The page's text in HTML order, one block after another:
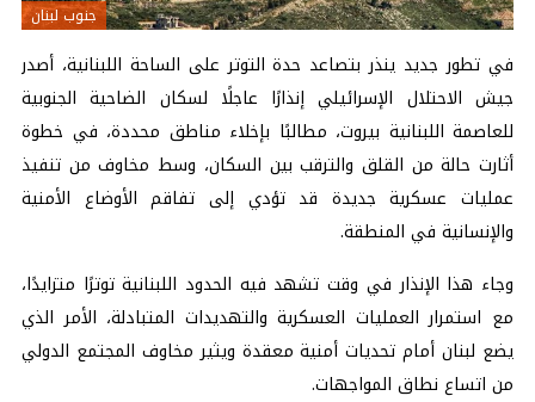
جنوب لبنان
في تطور جديد ينذر بتصاعد حدة التوتر على الساحة اللبنانية، أصدر
جيش الاحتلال الإسرائيلي إنذارًا عاجلًا لسكان الضاحية الجنوبية
للعاصمة اللبنانية بيروت، مطالبًا بإخلاء مناطق محددة، في خطوة
أثارت حالة من القلق والترقب بين السكان، وسط مخاوف من تنفيذ
عمليات عسكرية جديدة قد تؤدي إلى تفاقم الأوضاع الأمنية
والإنسانية في المنطقة.
وجاء هذا الإنذار في وقت تشهد فيه الحدود اللبنانية توترًا متزايدًا،
مع استمرار العمليات العسكرية والتهديدات المتبادلة، الأمر الذي
يضع لبنان أمام تحديات أمنية معقدة ويثير مخاوف المجتمع الدولي
من اتساع نطاق المواجهات.